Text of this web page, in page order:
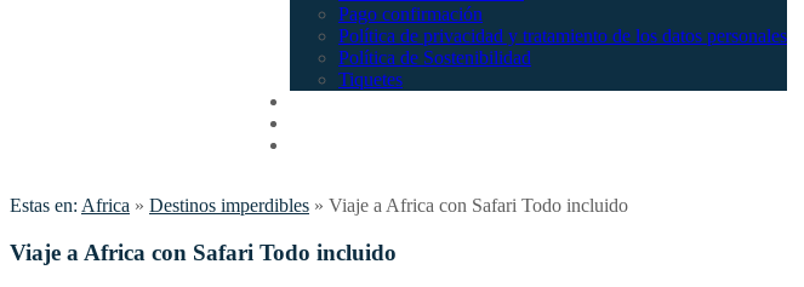
Pago confirmación
Política de privacidad y tratamiento de los datos personales
Política de Sostenibilidad
Tiquetes
Estas en: Africa » Destinos imperdibles » Viaje a Africa con Safari Todo incluido
Viaje a Africa con Safari Todo incluido